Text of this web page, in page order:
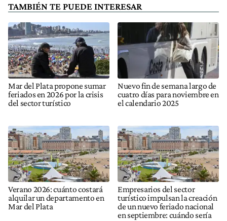
TAMBIÉN TE PUEDE INTERESAR
Mar del Plata propone sumar
feriados en 2026 por la crisis
del sector turístico
Nuevo fin de semana largo de
cuatro días para noviembre en
el calendario 2025
Verano 2026: cuánto costará
alquilar un departamento en
Mar del Plata
Empresarios del sector
turístico impulsan la creación
de un nuevo feriado nacional
en septiembre: cuándo sería